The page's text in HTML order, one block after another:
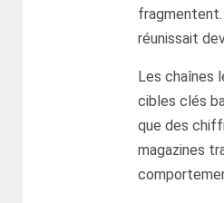
réunissait
Les chaînes
cibles clés
que des
magazines